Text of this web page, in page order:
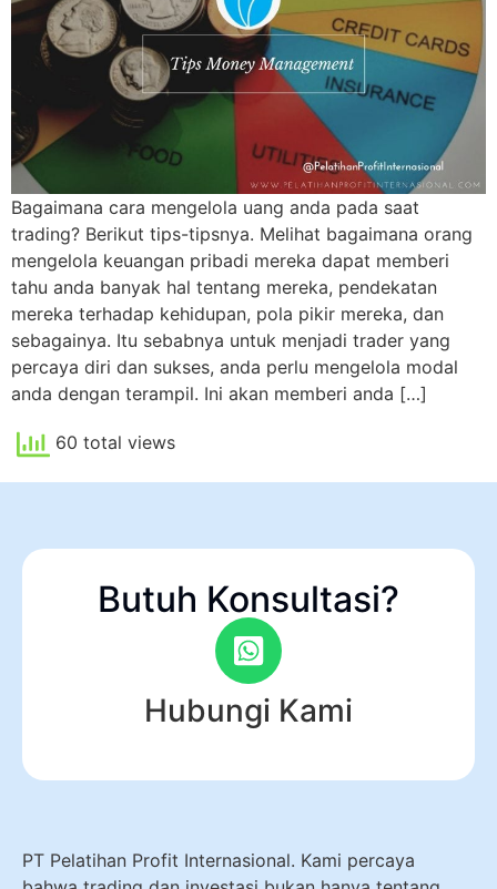
Bagaimana cara mengelola uang anda pada saat
trading? Berikut tips-tipsnya. Melihat bagaimana orang
mengelola keuangan pribadi mereka dapat memberi
tahu anda banyak hal tentang mereka, pendekatan
mereka terhadap kehidupan, pola pikir mereka, dan
sebagainya. Itu sebabnya untuk menjadi trader yang
percaya diri dan sukses, anda perlu mengelola modal
anda dengan terampil. Ini akan memberi anda […]
60 total views
Butuh Konsultasi?
Hubungi Kami
PT Pelatihan Profit Internasional. Kami percaya